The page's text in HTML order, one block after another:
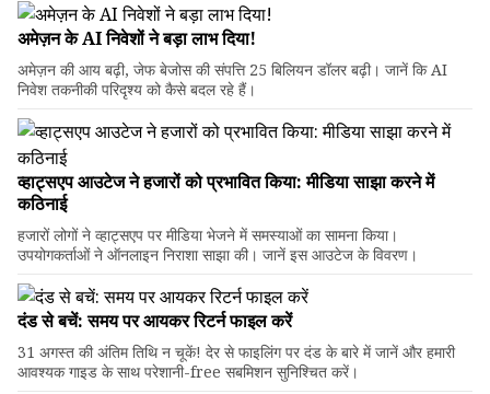
अमेज़न के AI निवेशों ने बड़ा लाभ दिया!
अमेज़न की आय बढ़ी, जेफ बेजोस की संपत्ति 25 बिलियन डॉलर बढ़ी। जानें कि AI
निवेश तकनीकी परिदृश्य को कैसे बदल रहे हैं।
व्हाट्सएप आउटेज ने हजारों को प्रभावित किया: मीडिया साझा करने में
कठिनाई
हजारों लोगों ने व्हाट्सएप पर मीडिया भेजने में समस्याओं का सामना किया।
उपयोगकर्ताओं ने ऑनलाइन निराशा साझा की। जानें इस आउटेज के विवरण।
दंड से बचें: समय पर आयकर रिटर्न फाइल करें
31 अगस्त की अंतिम तिथि न चूकें! देर से फाइलिंग पर दंड के बारे में जानें और हमारी
आवश्यक गाइड के साथ परेशानी-free सबमिशन सुनिश्चित करें।